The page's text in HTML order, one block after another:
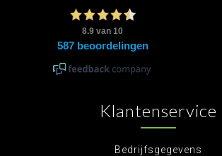
Klantenservice
Bedrijfsgegevens